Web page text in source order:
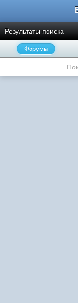
Результаты поиска
Форумы